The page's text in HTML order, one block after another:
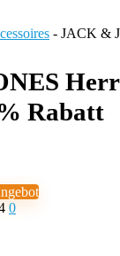
- JACK &
Rabatt
0